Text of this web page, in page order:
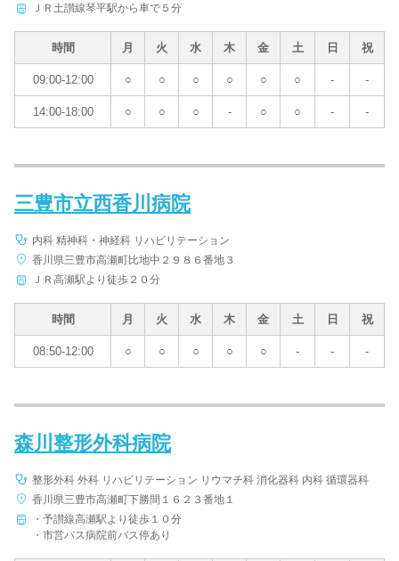
ＪＲ土讃線琴平駅から車で５分
時間 月 火 水 木 金 土 日 祝
09:00-12:00 ○ ○ ○ ○ ○ ○ - -
14:00-18:00 ○ ○ ○ - ○ ○ - -
三豊市立西香川病院
内科 精神科・神経科 リハビリテーション
香川県三豊市高瀬町比地中２９８６番地３
ＪＲ高瀬駅より徒歩２０分
時間 月 火 水 木 金 土 日 祝
08:50-12:00 ○ ○ ○ ○ ○ - - -
森川整形外科病院
整形外科 外科 リハビリテーション リウマチ科 消化器科 内科 循環器科
香川県三豊市高瀬町下勝間１６２３番地１
・予讃線高瀬駅より徒歩１０分
・市営バス病院前バス停あり